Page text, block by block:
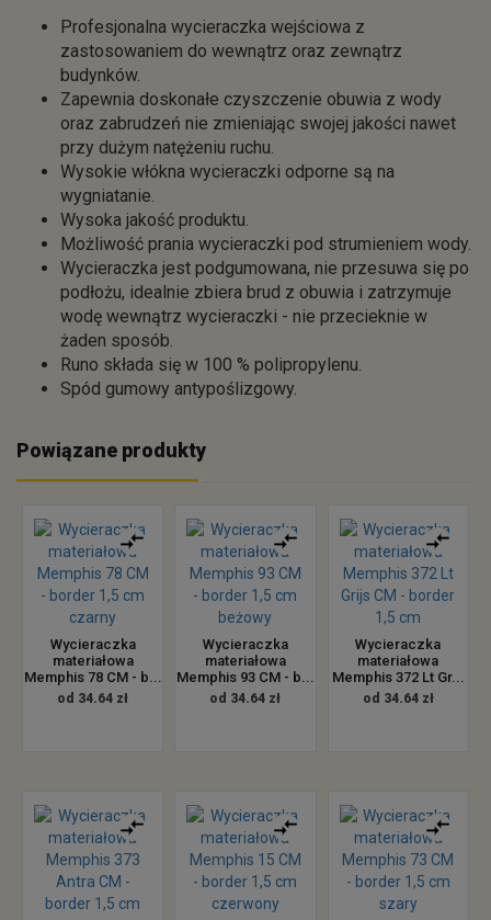
Profesjonalna wycieraczka wejściowa z
zastosowaniem do wewnątrz oraz zewnątrz
budynków.
Zapewnia doskonałe czyszczenie obuwia z wody
oraz zabrudzeń nie zmieniając swojej jakości nawet
przy dużym natężeniu ruchu.
Wysokie włókna wycieraczki odporne są na
wygniatanie.
Wysoka jakość produktu.
Możliwość prania wycieraczki pod strumieniem wody.
Wycieraczka jest podgumowana, nie przesuwa się po
podłożu, idealnie zbiera brud z obuwia i zatrzymuje
wodę wewnątrz wycieraczki - nie przecieknie w
żaden sposób.
Runo składa się w 100 % polipropylenu.
Spód gumowy antypoślizgowy.
Powiązane produkty
Wycieraczka
materiałowa
Memphis 78 CM - b...
od 34.64 zł
Wycieraczka
materiałowa
Memphis 93 CM - b...
od 34.64 zł
Wycieraczka
materiałowa
Memphis 372 Lt Gr...
od 34.64 zł